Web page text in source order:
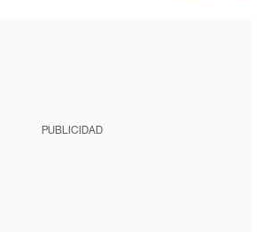
PUBLICIDAD